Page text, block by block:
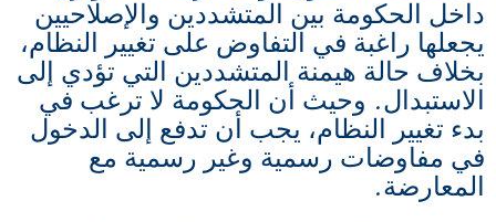
داخل الحكومة بين المتشددين والإصلاحيين
يجعلها راغبة في التفاوض على تغيير النظام،
بخلاف حالة هيمنة المتشددين التي تؤدي إلى
الاستبدال. وحيث أن الحكومة لا ترغب في
بدء تغيير النظام، يجب أن تدفع إلى الدخول
في مفاوضات رسمية وغير رسمية مع
المعارضة.